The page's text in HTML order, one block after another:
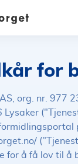
for
org. nr. 977
Lysaker
for å få lov til å